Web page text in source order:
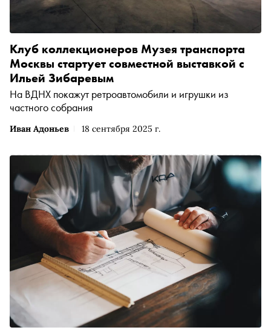
Иван Адоньев 18 сентября 2025 г.
Клуб коллекционеров Музея транспорта
Москвы стартует совместной выставкой с
Ильей Зибаревым
На ВДНХ покажут ретроавтомобили и игрушки из
частного собрания